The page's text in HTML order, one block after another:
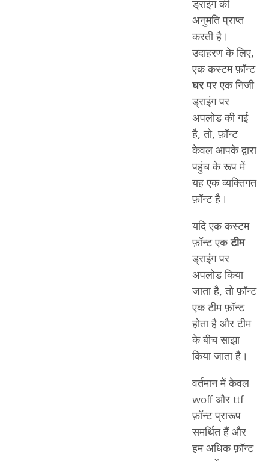
ड्राइंग की
अनुमति प्राप्त
करती है।
उदाहरण के लिए,
एक कस्टम फ़ॉन्ट
घरपर एक निजी
ड्राइंग पर
अपलोड की गई
है, तो, फ़ॉन्ट
केवल आपके द्वारा
पहुंच के रूप में
यह एक व्यक्तिगत
फ़ॉन्ट है।
यदि एक कस्टम
फ़ॉन्ट एकटीम
ड्राइंग पर
अपलोड किया
जाता है, तो फ़ॉन्ट
एक टीम फ़ॉन्ट
होता है और टीम
के बीच साझा
किया जाता है।
वर्तमान में केवल
woff और ttf
फ़ॉन्ट प्रारूप
समर्थित हैं और
हम अधिक फ़ॉन्ट